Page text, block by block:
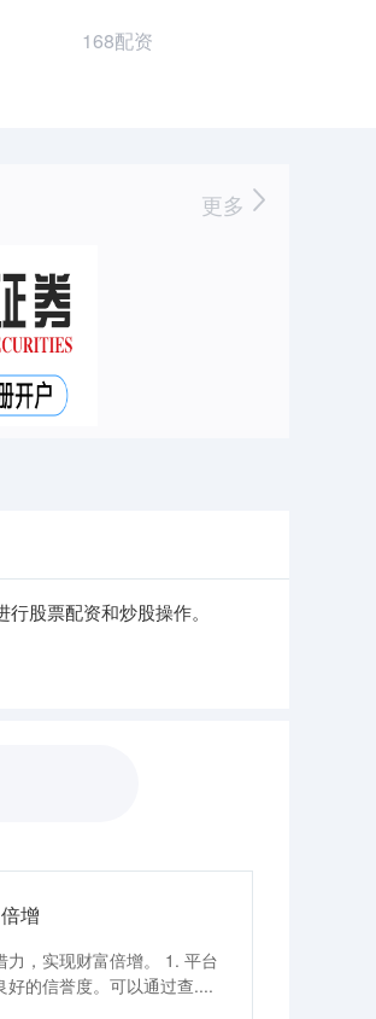
168配资
更多
股票配资和炒股操作。
增
，实现财富倍增。 1. 平台
的信誉度。可以通过查....